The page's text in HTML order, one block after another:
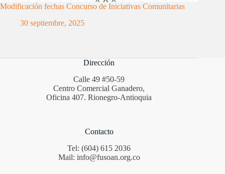
Modificación fechas Concurso de Iniciativas Comunitarias
30 septiembre, 2025
Dirección
Calle 49 #50-59
Centro Comercial Ganadero,
Oficina 407. Rionegro-Antioquia
Contacto
Tel: (604) 615 2036
Mail: info@fusoan.org.co